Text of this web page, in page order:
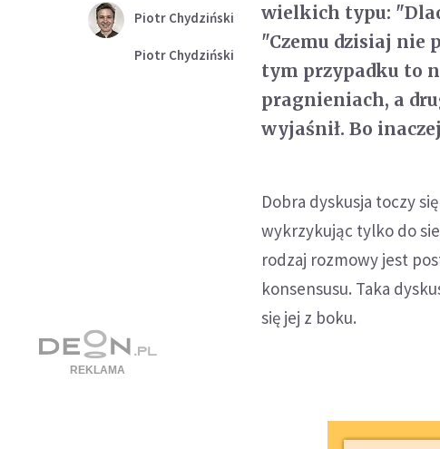
Piotr Chydziński
Piotr Chydziński
wielkich typu:
"Czemu dzisiaj nie
tym przypadku to
pragnieniach, a
wyjaśnił. Bo
Dobra dyskusja toczy
wykrzykując tylko do
rodzaj rozmowy jest
konsensusu. Taka
się jej z boku.